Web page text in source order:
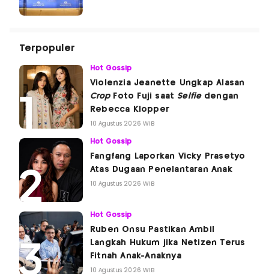
Terpopuler
Hot Gossip
Violenzia Jeanette Ungkap Alasan
CropFoto Fuji saat Selfiedengan
Rebecca Klopper
10 Agustus 2026 WIB
Hot Gossip
Fangfang Laporkan Vicky Prasetyo
Atas Dugaan Penelantaran Anak
10 Agustus 2026 WIB
Hot Gossip
Ruben Onsu Pastikan Ambil
Langkah Hukum jika Netizen Terus
Fitnah Anak-Anaknya
10 Agustus 2026 WIB